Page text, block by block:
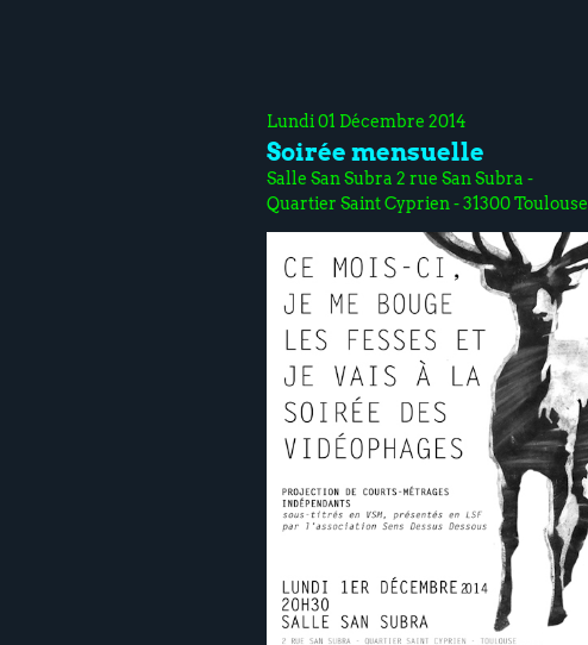
Lundi 01 Décembre 2014
Soirée mensuelle
Salle San Subra 2 rue San Subra -
Quartier Saint Cyprien - 31300 Toulouse